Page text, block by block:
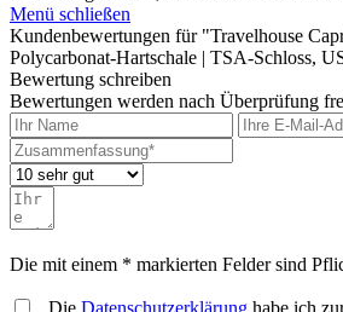
Menü schließen
Kundenbewertungen für "Travelhouse
Polycarbonat-Hartschale | TSA-Schloss,
Bewertung schreiben
Bewertungen werden nach Überprüfung
Die mit einem * markierten Felder sind